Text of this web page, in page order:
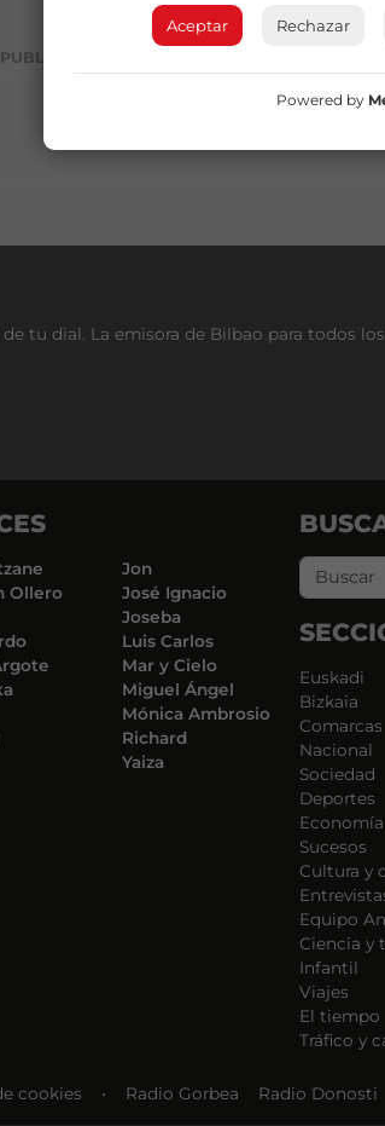
PUBLICIDAD
de tu dial. La emisora de Bilbao para todos
Ollero
Jon
José Ignacio
Joseba
Luis Carlos
Mar y Cielo
Miguel Ángel
Mónica Ambrosio
Richard
Yaiza
Euskadi
Bizkaia
Comarcas
Nacional
Sociedad
Deportes
Economía
Sucesos
Cultura y
Equipo
Ciencia y
Infantil
Viajes
El tiempo
Tráfico y
cookies • Radio Gorbea Radio Donosti
Aceptar Rechazar
Powered by